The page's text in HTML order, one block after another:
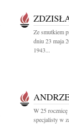
Ze smutkiem
dniu 23 maja
1943...
W 25
specjalisty w